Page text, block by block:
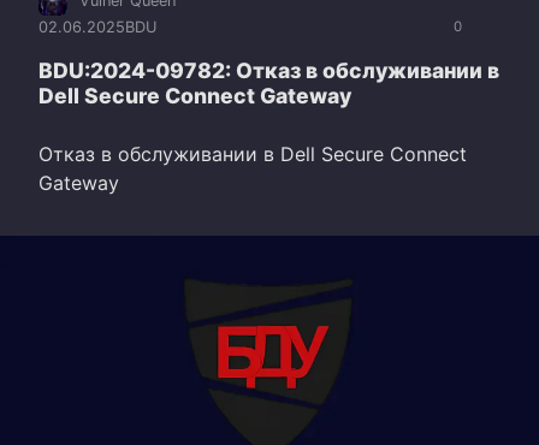
0
02.06.2025BDU
BDU:2024-09782: Отказ в обслуживании в
Dell Secure Connect Gateway
Отказ в обслуживании в Dell Secure Connect
Gateway